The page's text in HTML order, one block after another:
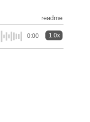
readme
0:00 1.0x